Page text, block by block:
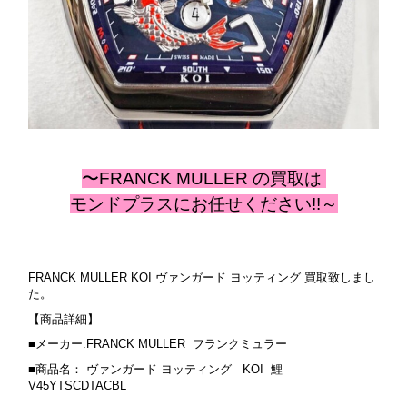
〜FRANCK MULLER の買取は
モンドプラスにお任せください!!～
FRANCK MULLER KOI ヴァンガード ヨッティング 買取致しまし
た。
【商品詳細】
■メーカー:FRANCK MULLER フランクミュラー
■商品名： ヴァンガード ヨッティング KOI 鯉
V45YTSCDTACBL